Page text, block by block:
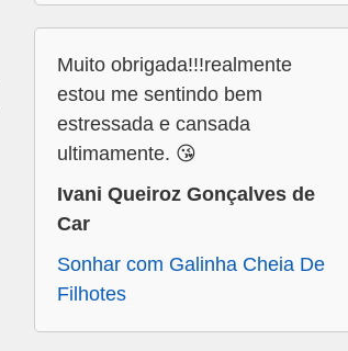
Muito obrigada!!!realmente
estou me sentindo bem
estressada e cansada
ultimamente. 😘
Ivani Queiroz Gonçalves de
Car
Sonhar com Galinha Cheia De
Filhotes